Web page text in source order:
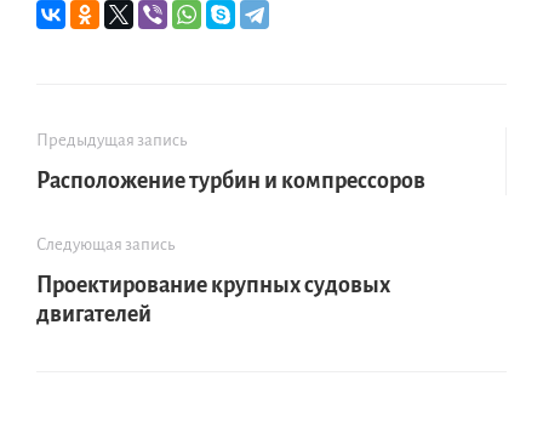
Предыдущая запись
Расположение турбин и компрессоров
Следующая запись
Проектирование крупных судовых
двигателей